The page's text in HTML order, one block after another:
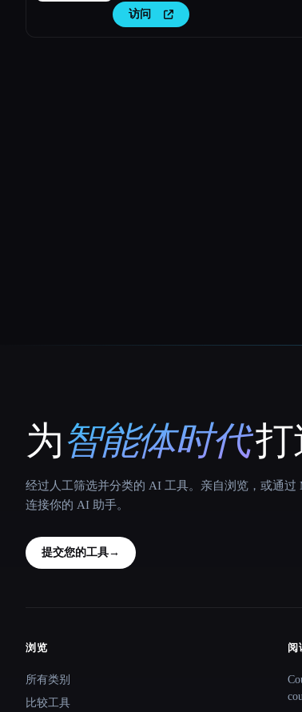
访问
That AI Collection
为智能体时代打
经过人工筛选并分类的 AI 工具。亲自浏览，或通过
连接你的 AI 助手。
提交您的工具→
Site navigation
浏览
所有类别
比较工具
阅